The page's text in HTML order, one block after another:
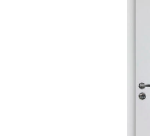
Двери Экошпон.